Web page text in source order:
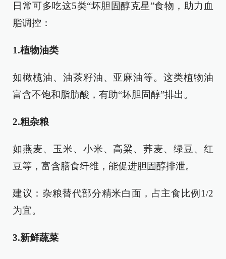
日常可多吃这5类“坏胆固醇克星”食物，助力血
脂调控：
1.植物油类
如橄榄油、油茶籽油、亚麻油等。这类植物油
富含不饱和脂肪酸，有助“坏胆固醇”排出。
2.粗杂粮
如燕麦、玉米、小米、高粱、荞麦、绿豆、红
豆等，富含膳食纤维，能促进胆固醇排泄。
建议：杂粮替代部分精米白面，占主食比例1/2
为宜。
3.新鲜蔬菜